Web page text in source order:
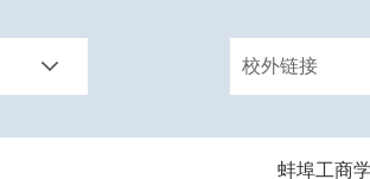
校外链接
蚌埠工商